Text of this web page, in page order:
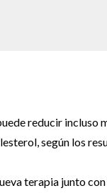
reducir incluso
según los
terapia junto